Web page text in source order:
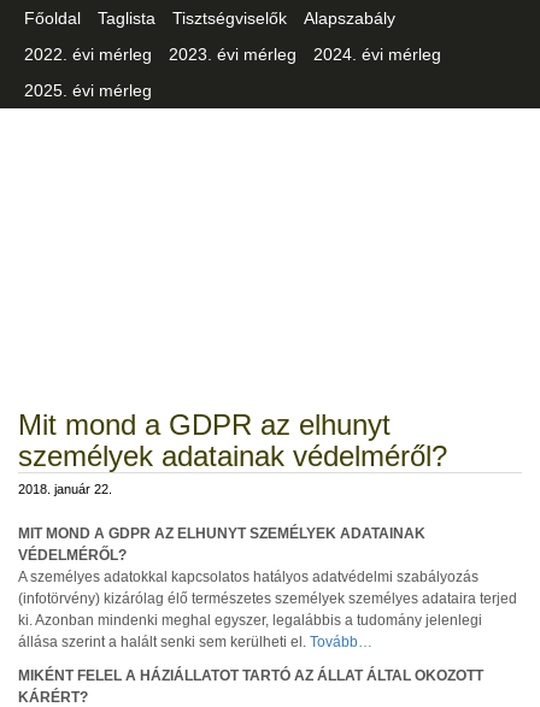
Főoldal Taglista Tisztségviselők
Alapszabály
2022. évi mérleg
2023. évi mérleg
2024. évi mérleg
2025. évi mérleg
Mit mond a GDPR az elhunyt
személyek adatainak védelméről?
2018. január 22.
MIT MOND A GDPR AZ ELHUNYT SZEMÉLYEK ADATAINAK
VÉDELMÉRŐL?
A személyes adatokkal kapcsolatos hatályos adatvédelmi szabályozás
(infotörvény) kizárólag élő természetes személyek személyes adataira terjed
ki. Azonban mindenki meghal egyszer, legalábbis a tudomány jelenlegi
állása szerint a halált senki sem kerülheti el. Tovább…
MIKÉNT FELEL A HÁZIÁLLATOT TARTÓ AZ ÁLLAT ÁLTAL OKOZOTT
KÁRÉRT?